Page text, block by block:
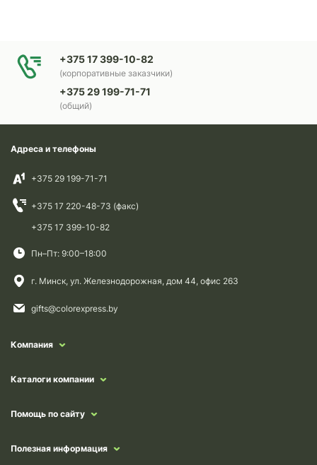
+375 17 399-10-82
(корпоративные заказчики)
+375 29 199-71-71
(общий)
Адреса и телефоны
+375 29 199-71-71
+375 17 220-48-73 (факс)
+375 17 399-10-82
Пн–Пт: 9:00–18:00
г. Минск, ул. Железнодорожная, дом 44, офис 263
gifts@colorexpress.by
Компания
Каталоги компании
Помощь по сайту
Полезная информация